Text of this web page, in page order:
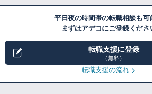
平日夜の時間帯の転職相談も可
まずはアデコにご登録くださ
転職支援に登録
（無料）
転職支援の流れ